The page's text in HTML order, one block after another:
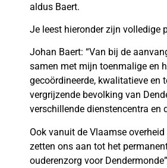
aldus Baert.
Je leest hieronder zijn volledige
Johan Baert: “Van bij de
samen met mijn toenmalige en
gecoördineerde, kwalitatieve en
vergrijzende bevolking van
verschillende dienstencentra en
Ook vanuit de Vlaamse
zetten ons aan tot het
ouderenzorg voor